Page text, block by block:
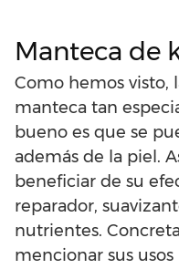
Manteca de
Como hemos visto,
manteca tan
bueno es que se
además de la piel.
beneficiar de su
reparador,
nutrientes.
mencionar sus